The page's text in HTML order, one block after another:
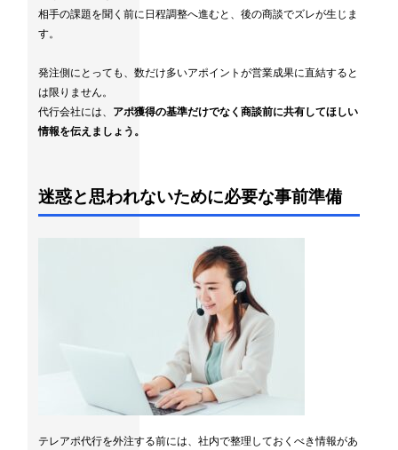
相手の課題を聞く前に日程調整へ進むと、後の商談でズレが生じま
す。
発注側にとっても、数だけ多いアポイントが営業成果に直結すると
は限りません。
代行会社には、
アポ獲得の基準だけでなく商談前に共有してほしい
情報を伝えましょう。
迷惑と思われないために必要な事前準備
テレアポ代行を外注する前には、社内で整理しておくべき情報があ